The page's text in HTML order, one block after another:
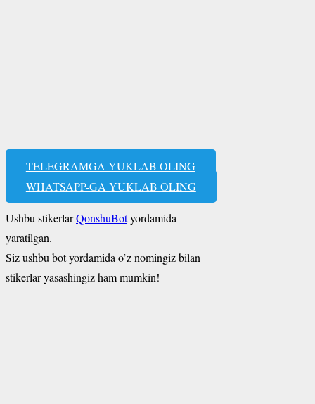
TELEGRAMGA YUKLAB OLING
WHATSAPP-GA YUKLAB OLING
Ushbu stikerlarQonshuBotyordamida
yaratilgan.
Siz ushbu bot yordamida o’z nomingiz bilan
stikerlar yasashingiz ham mumkin!